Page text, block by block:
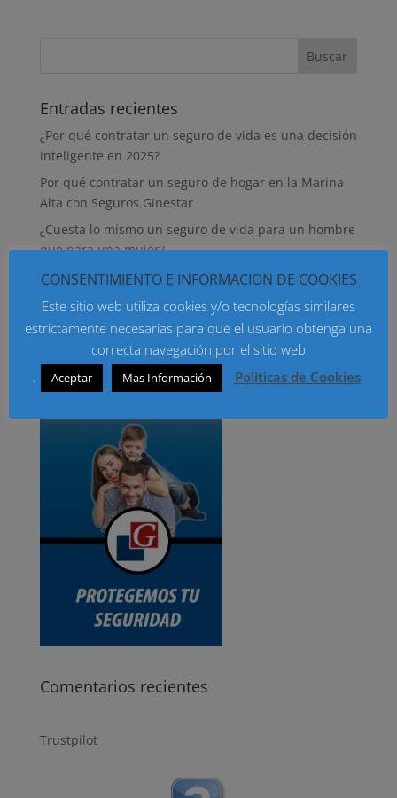
Entradas recientes
¿Por qué contratar un seguro de vida es una decisión
inteligente en 2025?
Por qué contratar un seguro de hogar en la Marina
Alta con Seguros Ginestar
¿Cuesta lo mismo un seguro de vida para un hombre
que para una mujer?
¿Qué seguro debe contratar tu casera para que
incluya tus bienes?
Qué seguro de hogar contratar para que estén
asegurados mis aparatos electrónicos
Comentarios recientes
Trustpilot
CONSENTIMIENTO E INFORMACION DE COOKIES
Este sitio web utiliza cookies y/o tecnologías similares
estrictamente necesarias para que el usuario obtenga una
correcta navegación por el sitio web
.
Aceptar Mas Información Politicas de Cookies